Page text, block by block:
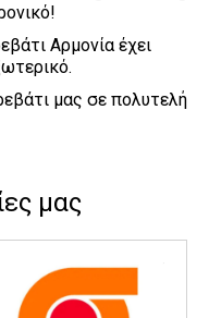
Αρμονία έχει
μας σε πολυτελή
μας